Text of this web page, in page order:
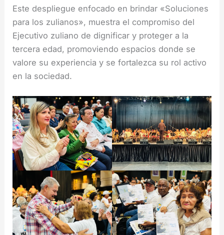
Este despliegue enfocado en brindar «Soluciones
para los zulianos», muestra el compromiso del
Ejecutivo zuliano de dignificar y proteger a la
tercera edad, promoviendo espacios donde se
valore su experiencia y se fortalezca su rol activo
en la sociedad.